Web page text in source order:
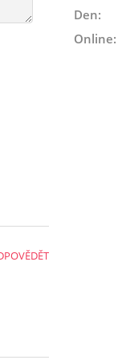
Online:
Den: